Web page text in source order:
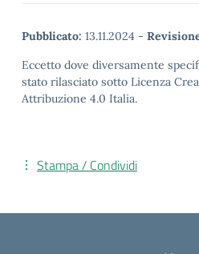
Pubblicato: 13.11.2024 -
Eccetto dove diversamente
stato rilasciato sotto Licenza
Attribuzione 4.0 Italia.
Stampa / Condividi